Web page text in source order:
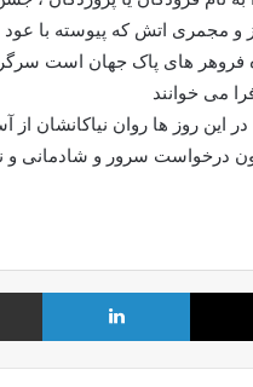
و مجمری اتش که پیوسته با
های پاک جهان است
می خوانند
این روز ها روان نیاکانشان از
درخواست سرور و شادمانی و
X